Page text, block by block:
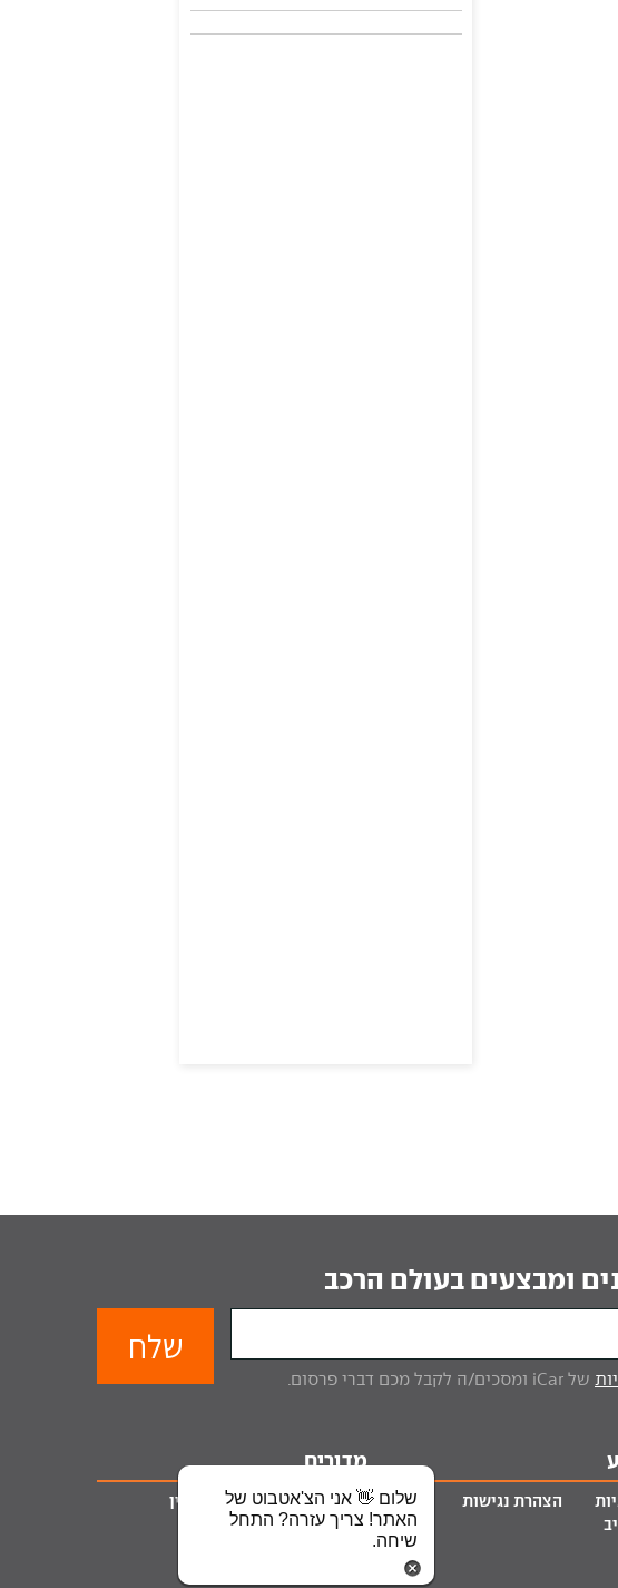
ומבצעים בעולם הרכב
של iCar ומסכים/ה לקבל מכם דברי פרסום.
הצהרת נגישות
מדורים
ליסינג
מימון לרכב
טרייד איןשלום 👋 אני הצ'אטבוט של
האתר! צריך עזרה? התחל
שיחה.